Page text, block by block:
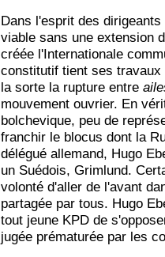
Dans l'esprit des
viable sans une extension
créée l'Internationale
constitutif tient ses travaux
la sorte la rupture entre
mouvement ouvrier. En
bolchevique, peu de
franchir le blocus dont la
délégué allemand, Hugo
un Suédois, Grimlund.
volonté d'aller de l'avant
partagée par tous. Hugo
tout jeune KPD de
jugée prématurée par les